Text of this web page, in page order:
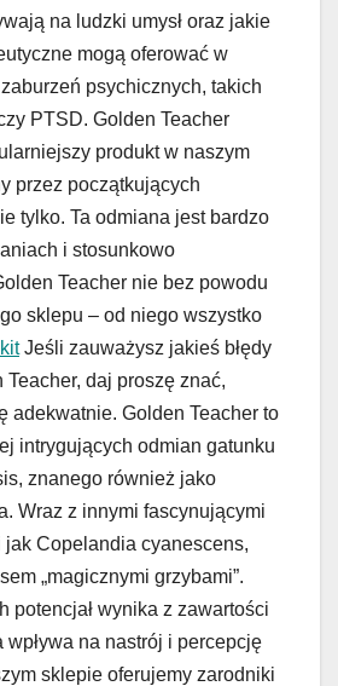
na ludzki umysł oraz jakie
mogą oferować w
psychicznych, takich
PTSD. Golden Teacher
produkt w naszym
przez początkujących
tylko. Ta odmiana jest bardzo
i stosunkowo
Teacher nie bez powodu
sklepu – od niego wszystko
Jeśli zauważysz jakieś błędy
Teacher, daj proszę znać,
adekwatnie. Golden Teacher to
intrygujących odmian gatunku
znanego również jako
Wraz z innymi fascynującymi
jak Copelandia cyanescens,
„magicznymi grzybami”.
potencjał wynika z zawartości
wpływa na nastrój i percepcję
sklepie oferujemy zarodniki